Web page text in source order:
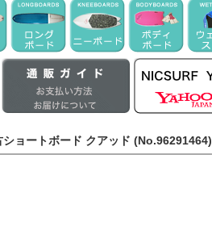
ョートボード クアッド (No.96291464)